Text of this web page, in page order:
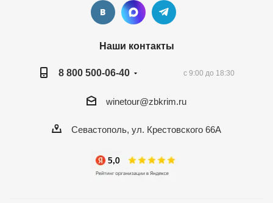
Наши контакты
8 800 500-06-40 с 9:00 до 18:30
winetour@zbkrim.ru
Севастополь, ул. Крестовского 66А